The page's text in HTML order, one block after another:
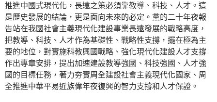
推進中國式現代化，長遠之策必須靠教導、科技、人才。這
是歷史發展的結論，更是面向未來的必定。黨的二十年夜報
告站在我國社會主義現代化建設事業長遠發展的戰略高度，
把教導、科技、人才作為基礎性、戰略性支撐，擺在極為主
要的地位，對實施科教興國戰略、強化現代化建設人才支撐
作出專章安排，提出加速建設教導強國、科技強國、人才強
國的目標任務，著力夯實周全建設社會主義現代化國家、周
全推進中華平易近族偉年夜復興的智力支撐和人才保證。